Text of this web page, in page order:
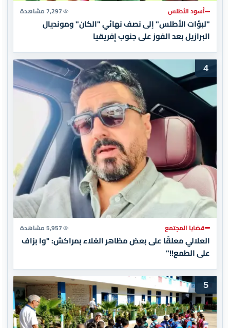
أسود الأطلس 7,297 مشاهدة
"لبؤات الأطلس" إلى نصف نهائي "الكان" ومونديال
البرازيل بعد الفوز على جنوب إفريقيا
4
قضايا المجتمع 5,957 مشاهدة
العلالي معلقًا على بعض مظاهر الغلاء بمراكش: "وا بزاف
على الطمع!!"
5